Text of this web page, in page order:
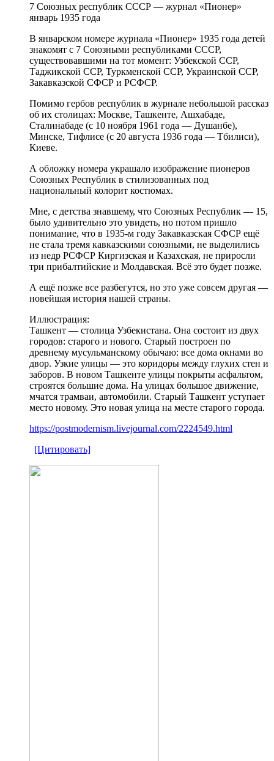
7 Союзных республик СССР — журнал «Пионер»
январь 1935 года
В январском номере журнала «Пионер» 1935 года детей
знакомят с 7 Союзными республиками СССР,
существовавшими на тот момент: Узбекской ССР,
Таджикской ССР, Туркменской ССР, Украинской ССР,
Закавказской СФСР и РСФСР.
Помимо гербов республик в журнале небольшой рассказ
об их столицах: Москве, Ташкенте, Ашхабаде,
Сталинабаде (с 10 ноября 1961 года — Душанбе),
Минске, Тифлисе (с 20 августа 1936 года — Тбилиси),
Киеве.
А обложку номера украшало изображение пионеров
Союзных Республик в стилизованных под
национальный колорит костюмах.
Мне, с детства знавшему, что Союзных Республик — 15,
было удивительно это увидеть, но потом пришло
понимание, что в 1935-м году Закавказская СФСР ещё
не стала тремя кавказскими союзными, не выделились
из недр РСФСР Киргизская и Казахская, не приросли
три прибалтийские и Молдавская. Всё это будет позже.
А ещё позже все разбегутся, но это уже совсем другая —
новейшая история нашей страны.
Иллюстрация:
Ташкент — столица Узбекистана. Она состоит из двух
городов: старого и нового. Старый построен по
древнему мусульманскому обычаю: все дома окнами во
двор. Узкие улицы — это коридоры между глухих стен и
заборов. В новом Ташкенте улицы покрыты асфальтом,
строятся большие дома. На улицах большое движение,
мчатся трамваи, автомобили. Старый Ташкент уступает
место новому. Это новая улица на месте старого города.
https://postmodernism.livejournal.com/2224549.html
[Цитировать]